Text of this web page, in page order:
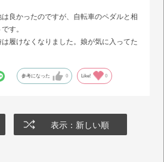
良かったのですが、自転車のペダルと相
す。
履けなくなりました。娘が気に入ってた
参考になった 0 Like! 0
表示：新しい順